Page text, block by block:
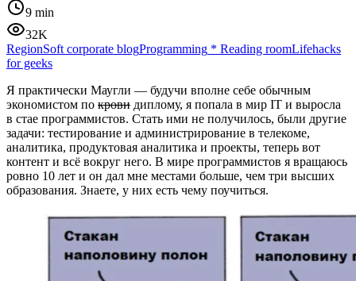
9 min
32K
RegionSoft corporate blogProgramming * Reading roomLifehacks
for geeks
Я практически Маугли — будучи вполне себе обычным
экономистом по крови диплому, я попала в мир IT и выросла
в стае программистов. Стать ими не получилось, были другие
задачи: тестирование и администрирование в телекоме,
аналитика, продуктовая аналитика и проекты, теперь вот
контент и всё вокруг него. В мире программистов я вращаюсь
ровно 10 лет и он дал мне местами больше, чем три высших
образования. Знаете, у них есть чему поучиться.